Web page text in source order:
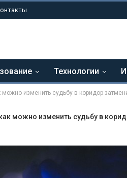
Технологии
можно изменить судьбу в коридор
можно изменить судьбу в